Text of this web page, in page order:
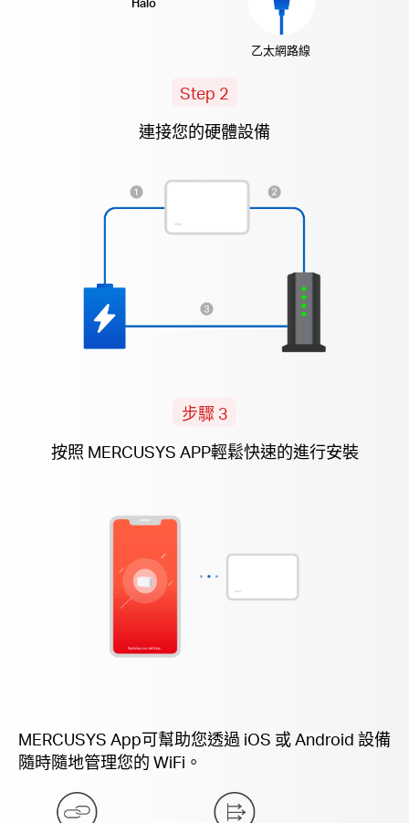
乙太網路線
Step 2
連接您的硬體設備
步驟 3
按照 MERCUSYS APP輕鬆快速的進行安裝
MERCUSYS App可幫助您透過 iOS 或 Android 設備
隨時隨地管理您的 WiFi。